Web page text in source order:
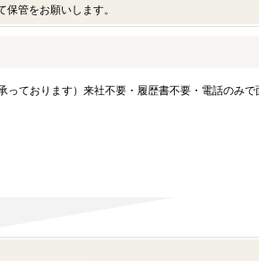
管をお願いします。
っております）来社不要・履歴書不要・電話のみで